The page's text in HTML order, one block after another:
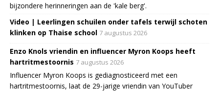
bijzondere herinneringen aan de 'kale berg'.
Video | Leerlingen schuilen onder tafels terwijl schoten
klinken op Thaise school 7 augustus 2026
Enzo Knols vriendin en influencer Myron Koops heeft
hartritmestoornis 7 augustus 2026
Influencer Myron Koops is gediagnosticeerd met een
hartritmestoornis, laat de 29-jarige vriendin van YouTuber